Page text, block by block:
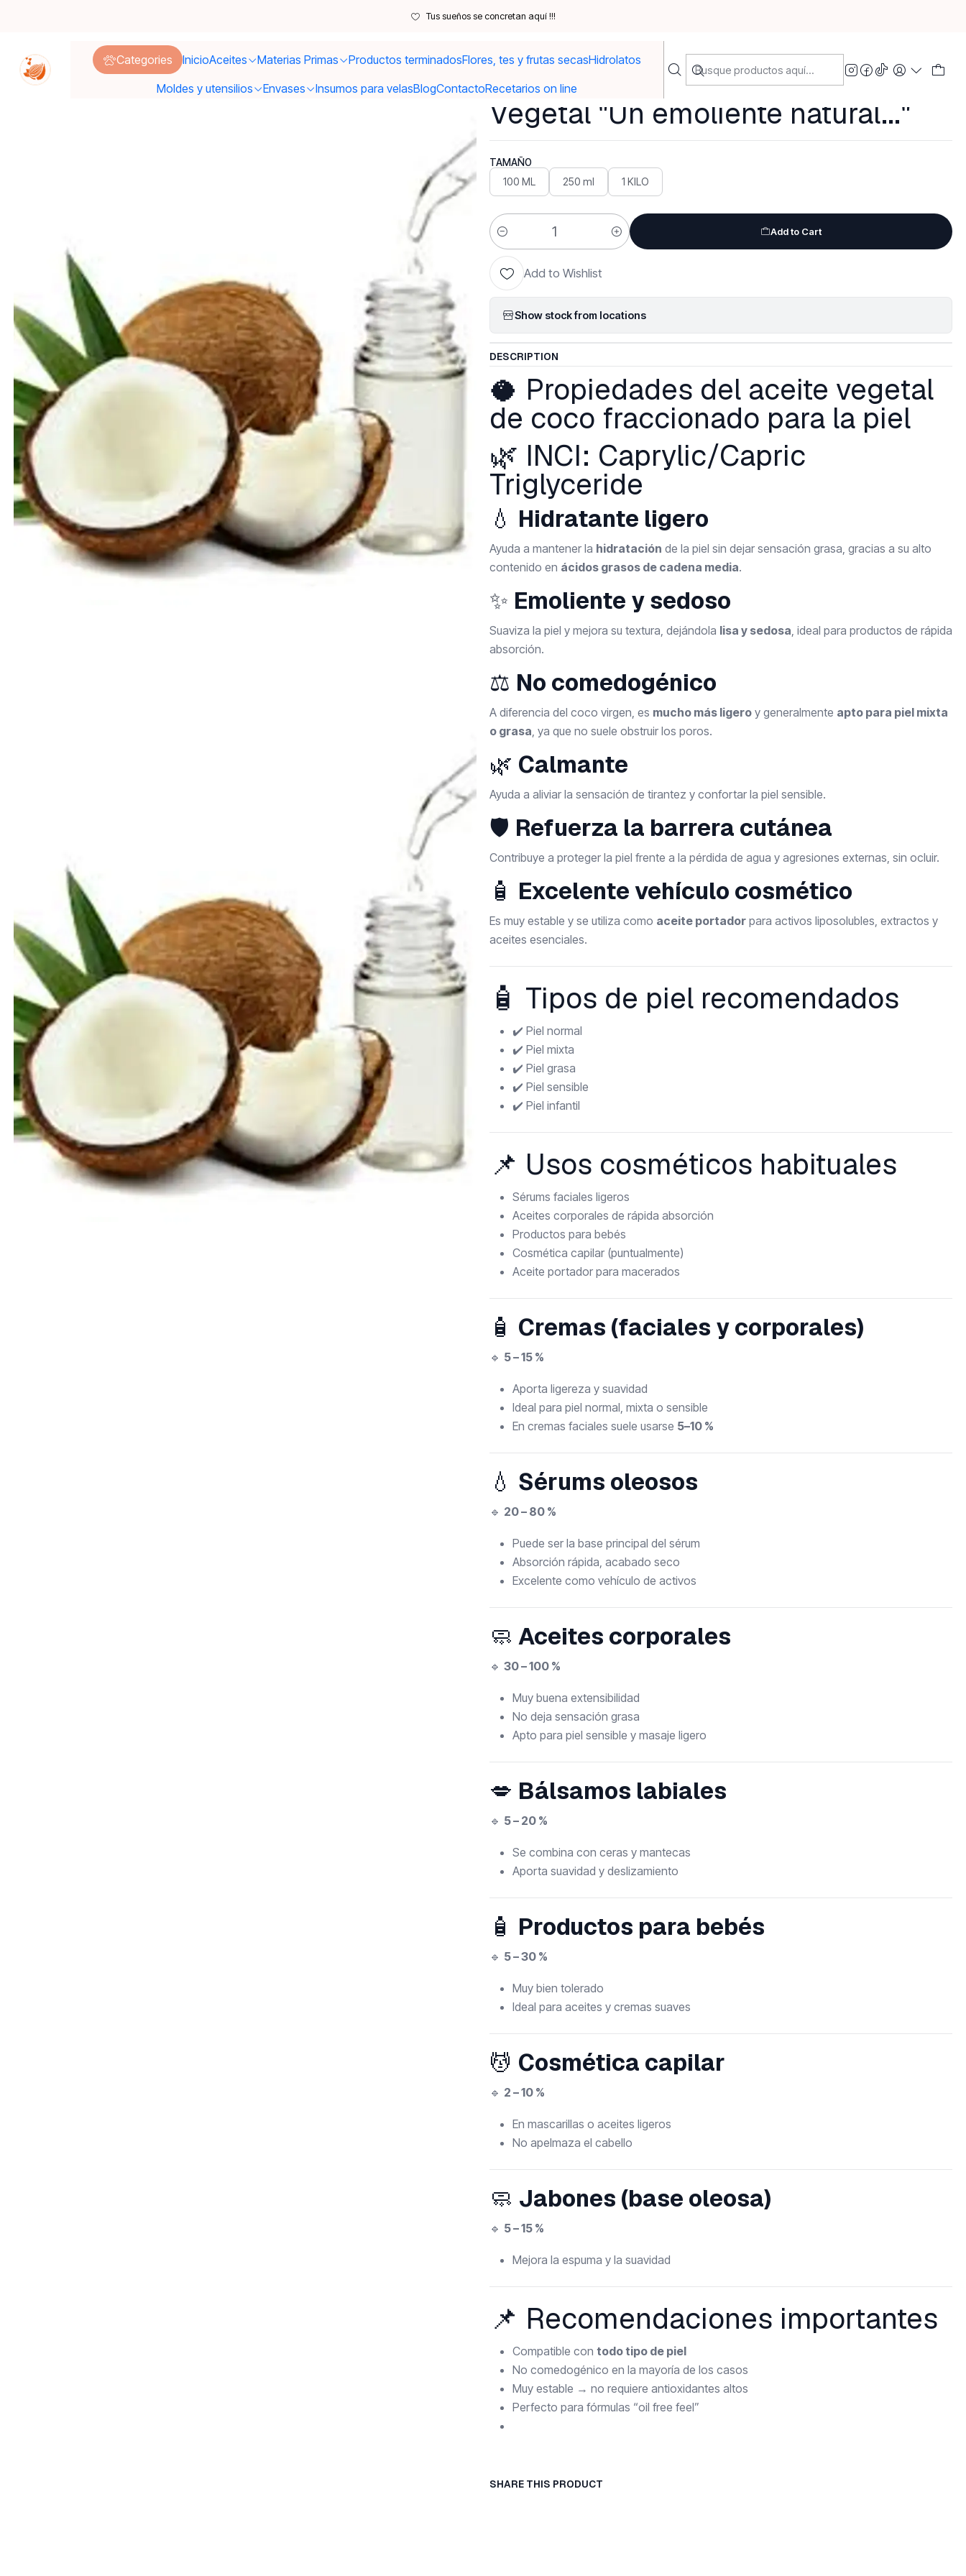
Categories InicioAceites Materias Primas Productos terminadosFlores, tes y frutas secasHidrolatos
Moldes y utensilios
Envases Insumos para velasBlogContactoRecetarios on line
Tus sueños se concretan aquí !!!
Coco fraccionado o Silicona Vegetal "Un emoliente natural..."
|
Coco fraccionado o Silicona
Vegetal "Un emoliente natural..."
TAMAÑO
100 ML 250 ml 1 KILO
Quantity
Add to Cart
Add to Wishlist
Show stock from locations
DESCRIPTION
🥥 Propiedades del aceite vegetal
de coco fraccionado para la piel
🌿 INCI: Caprylic/Capric
Triglyceride
💧 Hidratante ligero
Ayuda a mantener la hidratación de la piel sin dejar sensación grasa, gracias a su alto
contenido en ácidos grasos de cadena media.
✨ Emoliente y sedoso
Suaviza la piel y mejora su textura, dejándola lisa y sedosa, ideal para productos de rápida
absorción.
⚖️ No comedogénico
A diferencia del coco virgen, es mucho más ligero y generalmente apto para piel mixta
o grasa, ya que no suele obstruir los poros.
🌿 Calmante
Ayuda a aliviar la sensación de tirantez y confortar la piel sensible.
🛡️ Refuerza la barrera cutánea
Contribuye a proteger la piel frente a la pérdida de agua y agresiones externas, sin ocluir.
🧴 Excelente vehículo cosmético
Es muy estable y se utiliza como aceite portador para activos liposolubles, extractos y
aceites esenciales.
🧴 Tipos de piel recomendados
✔️ Piel normal
✔️ Piel mixta
✔️ Piel grasa
✔️ Piel sensible
✔️ Piel infantil
📌 Usos cosméticos habituales
Sérums faciales ligeros
Aceites corporales de rápida absorción
Productos para bebés
Cosmética capilar (puntualmente)
Aceite portador para macerados
🧴 Cremas (faciales y corporales)
🔹 5 – 15 %
Aporta ligereza y suavidad
Ideal para piel normal, mixta o sensible
En cremas faciales suele usarse 5–10 %
💧 Sérums oleosos
🔹 20 – 80 %
Puede ser la base principal del sérum
Absorción rápida, acabado seco
Excelente como vehículo de activos
🧼 Aceites corporales
🔹 30 – 100 %
Muy buena extensibilidad
No deja sensación grasa
Apto para piel sensible y masaje ligero
💋 Bálsamos labiales
🔹 5 – 20 %
Se combina con ceras y mantecas
Aporta suavidad y deslizamiento
🧴 Productos para bebés
🔹 5 – 30 %
Muy bien tolerado
Ideal para aceites y cremas suaves
💆 Cosmética capilar
🔹 2 – 10 %
En mascarillas o aceites ligeros
No apelmaza el cabello
🧼 Jabones (base oleosa)
🔹 5 – 15 %
Mejora la espuma y la suavidad
📌 Recomendaciones importantes
Compatible con todo tipo de piel
No comedogénico en la mayoría de los casos
Muy estable → no requiere antioxidantes altos
Perfecto para fórmulas “oil free feel”
SHARE THIS PRODUCT